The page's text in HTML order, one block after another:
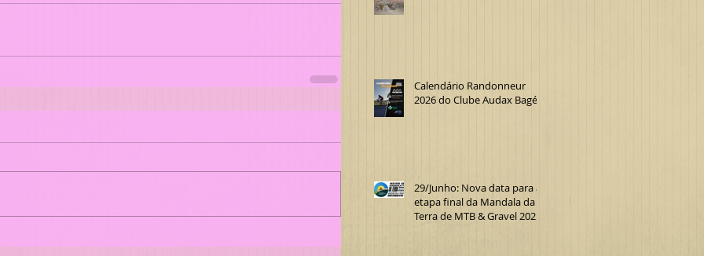
Calendário Randonneur
2026 do Clube Audax Bagé
29/Junho: Nova data para a
etapa final da Mandala da
Terra de MTB & Gravel 2025